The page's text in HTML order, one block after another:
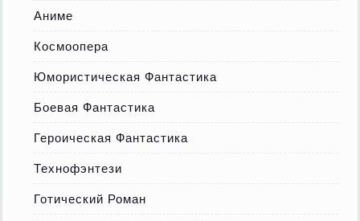
Аниме
Космоопера
Юмористическая Фантастика
Боевая Фантастика
Героическая Фантастика
Технофэнтези
Готический Роман